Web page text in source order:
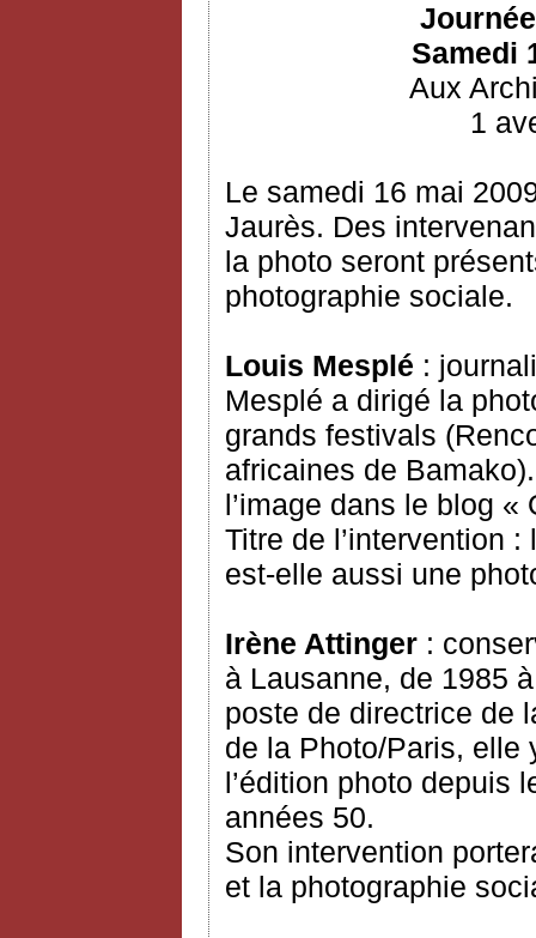
Samedi
Aux
1
Le samedi 16 mai
Jaurès. Des
la photo seront
photographie sociale.
Louis Mesplé :
Mesplé a dirigé la
grands festivals
africaines de
l’image dans le blog
Titre de l’intervention
est-elle aussi une
Irène Attinger :
à Lausanne, de 1985
poste de directrice de
de la Photo/Paris, elle
l’édition photo depuis
années 50.
Son intervention
et la photographie